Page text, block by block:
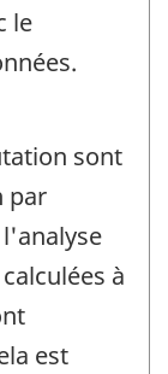
le
sont
par
à
est